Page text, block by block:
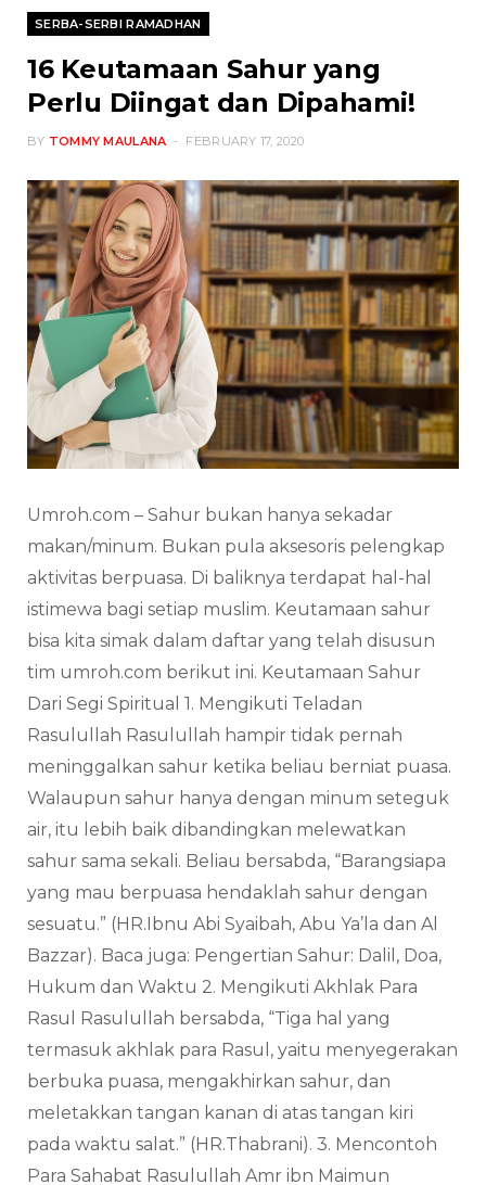
SERBA-SERBI RAMADHAN
16 Keutamaan Sahur yang
Perlu Diingat dan Dipahami!
BY TOMMY MAULANA FEBRUARY 17, 2020
Umroh.com – Sahur bukan hanya sekadar
makan/minum. Bukan pula aksesoris pelengkap
aktivitas berpuasa. Di baliknya terdapat hal-hal
istimewa bagi setiap muslim. Keutamaan sahur
bisa kita simak dalam daftar yang telah disusun
tim umroh.com berikut ini. Keutamaan Sahur
Dari Segi Spiritual 1. Mengikuti Teladan
Rasulullah Rasulullah hampir tidak pernah
meninggalkan sahur ketika beliau berniat puasa.
Walaupun sahur hanya dengan minum seteguk
air, itu lebih baik dibandingkan melewatkan
sahur sama sekali. Beliau bersabda, “Barangsiapa
yang mau berpuasa hendaklah sahur dengan
sesuatu.” (HR.Ibnu Abi Syaibah, Abu Ya’la dan Al
Bazzar). Baca juga: Pengertian Sahur: Dalil, Doa,
Hukum dan Waktu 2. Mengikuti Akhlak Para
Rasul Rasulullah bersabda, “Tiga hal yang
termasuk akhlak para Rasul, yaitu menyegerakan
berbuka puasa, mengakhirkan sahur, dan
meletakkan tangan kanan di atas tangan kiri
pada waktu salat.” (HR.Thabrani). 3. Mencontoh
Para Sahabat Rasulullah Amr ibn Maimun